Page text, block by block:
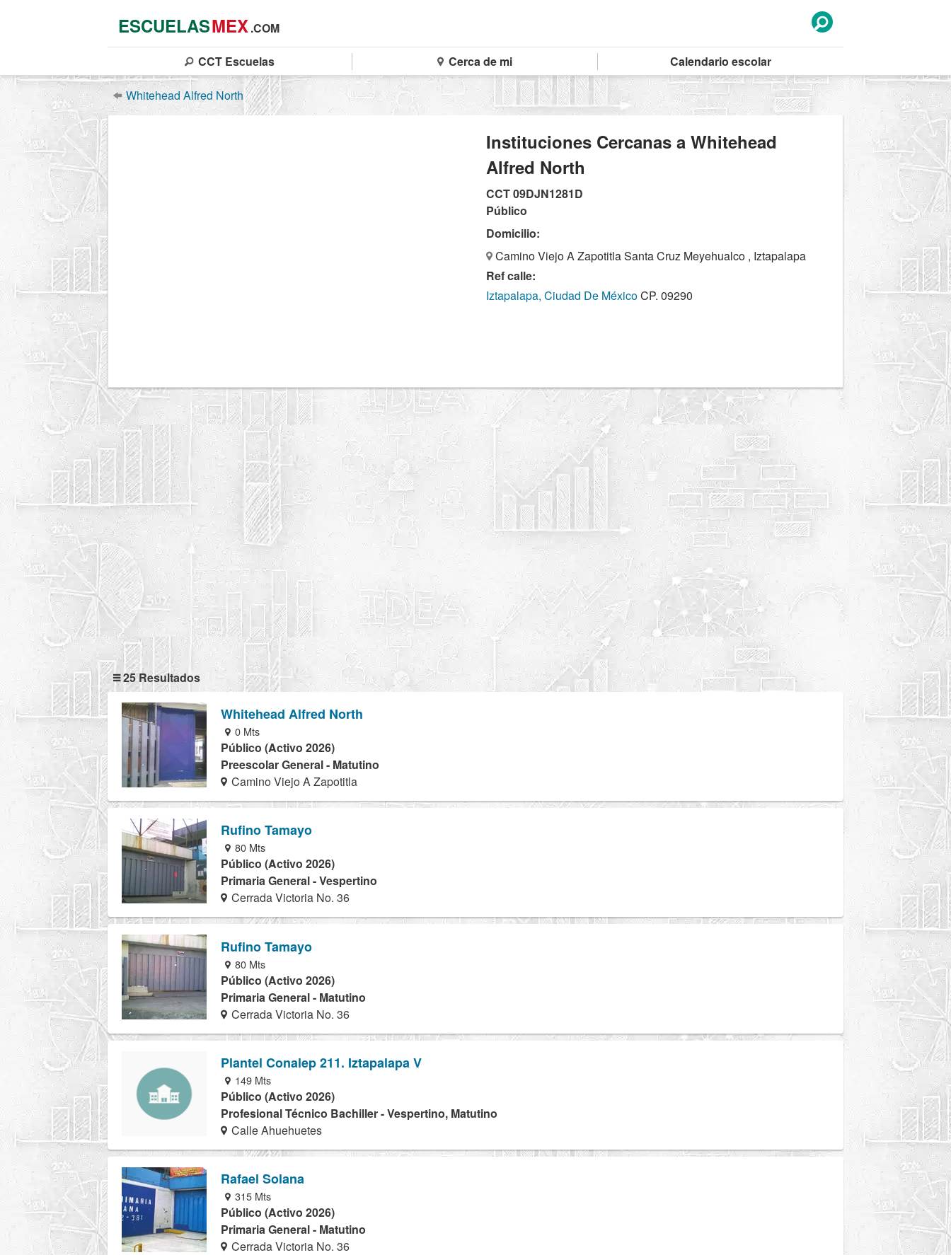
ESCUELASMEX.COM
CCT Escuelas Cerca de mi Calendario escolar
Whitehead Alfred North
Instituciones Cercanas a Whitehead
Alfred North
CCT 09DJN1281D
Público
Domicilio:
Camino Viejo A Zapotitla Santa Cruz Meyehualco , Iztapalapa
Ref calle:
Iztapalapa, Ciudad De MéxicoCP. 09290
25 Resultados
Whitehead Alfred North
0 Mts
Público (Activo 2026)
Preescolar General - Matutino
Camino Viejo A Zapotitla
Rufino Tamayo
80 Mts
Público (Activo 2026)
Primaria General - Vespertino
Cerrada Victoria No. 36
Rufino Tamayo
80 Mts
Público (Activo 2026)
Primaria General - Matutino
Cerrada Victoria No. 36
Plantel Conalep 211. Iztapalapa V
149 Mts
Público (Activo 2026)
Profesional Técnico Bachiller - Vespertino, Matutino
Calle Ahuehuetes
Rafael Solana
315 Mts
Público (Activo 2026)
Primaria General - Matutino
Cerrada Victoria No. 36